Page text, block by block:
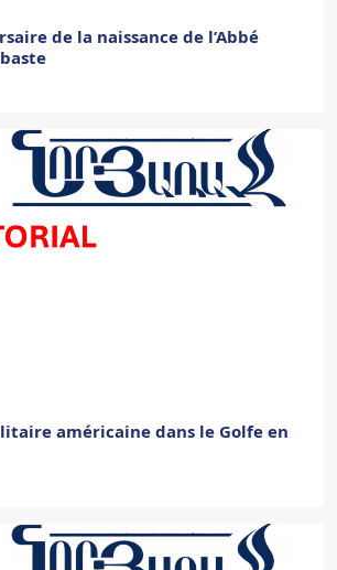
de la naissance de l’Abbé
américaine dans le Golfe en